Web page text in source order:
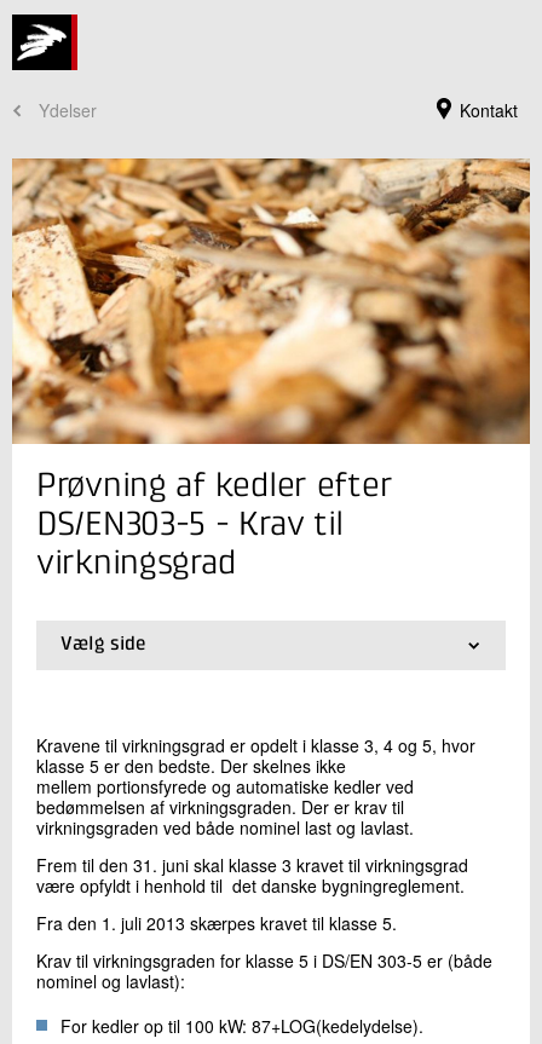
Kontakt
Ydelser
Jeg er din kontaktperson
Anders Pødenphant
Seniorkonsulent
Grønne Energisystemer
+45 72 20 16 69
Send e-mail
Skriv til mig
Prøvning af kedler efter
DS/EN303-5 - Krav til
virkningsgrad
Vælg side
01.EU-norm dækker nu 30 lande
04.Krav til emissioner
05.Krav til virkningsgrad
06.Krav til dokumentationsmateriale
Kravene til virkningsgrad er opdelt i klasse 3, 4 og 5, hvor
klasse 5 er den bedste. Der skelnes ikke
mellem portionsfyrede og automatiske kedler ved
bedømmelsen af virkningsgraden. Der er krav til
virkningsgraden ved både nominel last og lavlast.
Frem til den 31. juni skal klasse 3 kravet til virkningsgrad
være opfyldt i henhold til det danske bygningreglement.
Fra den 1. juli 2013 skærpes kravet til klasse 5.
Krav til virkningsgraden for klasse 5 i DS/EN 303-5 er (både
nominel og lavlast):
For kedler op til 100 kW: 87+LOG(kedelydelse).